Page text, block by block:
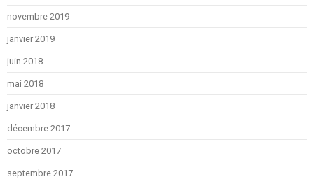
novembre 2019
janvier 2019
juin 2018
mai 2018
janvier 2018
décembre 2017
octobre 2017
septembre 2017